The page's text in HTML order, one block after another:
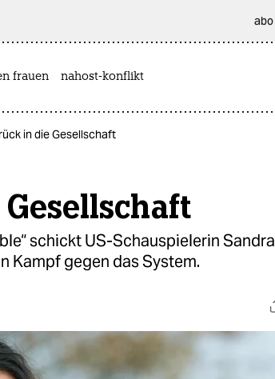
abo
frauen nahost-konflikt
in die Gesellschaft
schickt US-Schauspielerin Sandra
Kampf gegen das System.